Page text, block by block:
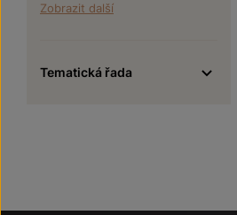
Zobrazit další
Tematická řada